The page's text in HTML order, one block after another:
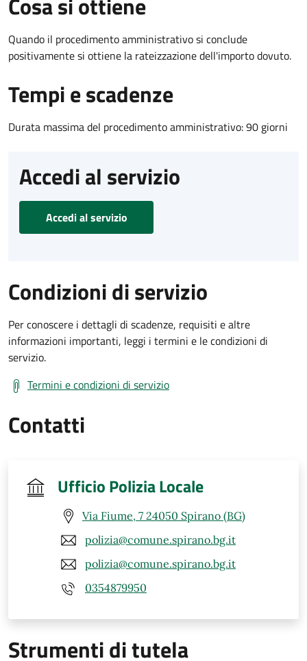
Quando il procedimento amministrativo si conclude
positivamente si ottiene la rateizzazione dell'importo dovuto.
Tempi e scadenze
Durata massima del procedimento amministrativo: 90 giorni
Accedi al servizio
Accedi al servizio
Condizioni di servizio
Per conoscere i dettagli di scadenze, requisiti e altre
informazioni importanti, leggi i termini e le condizioni di
servizio.
Termini e condizioni di servizio
Contatti
Ufficio Polizia Locale
Via Fiume, 7 24050 Spirano (BG)
polizia@comune.spirano.bg.it
polizia@comune.spirano.bg.it
0354879950
Strumenti di tutela